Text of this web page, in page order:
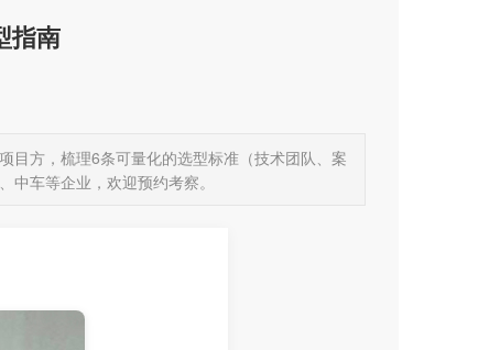
指南
目方，梳理6条可量化的选型标准（技术团队、案
车等企业，欢迎预约考察。